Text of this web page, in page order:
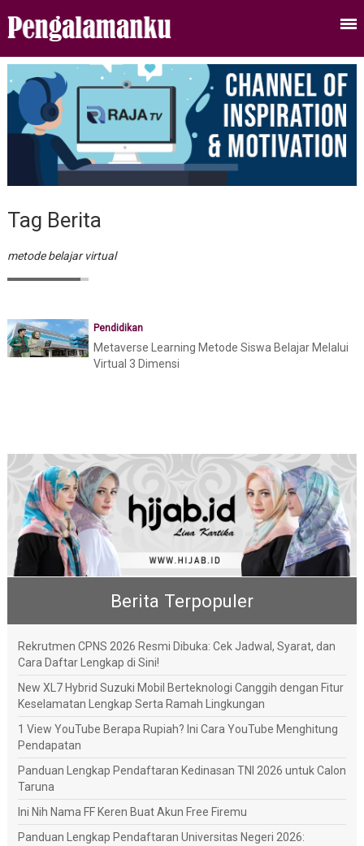
Tag Berita
metode belajar virtual
Pendidikan
Metaverse Learning Metode Siswa Belajar Melalui
Virtual 3 Dimensi
Berita Terpopuler
Rekrutmen CPNS 2026 Resmi Dibuka: Cek Jadwal, Syarat, dan
Cara Daftar Lengkap di Sini!
New XL7 Hybrid Suzuki Mobil Berteknologi Canggih dengan Fitur
Keselamatan Lengkap Serta Ramah Lingkungan
1 View YouTube Berapa Rupiah? Ini Cara YouTube Menghitung
Pendapatan
Panduan Lengkap Pendaftaran Kedinasan TNI 2026 untuk Calon
Taruna
Ini Nih Nama FF Keren Buat Akun Free Firemu
Panduan Lengkap Pendaftaran Universitas Negeri 2026: